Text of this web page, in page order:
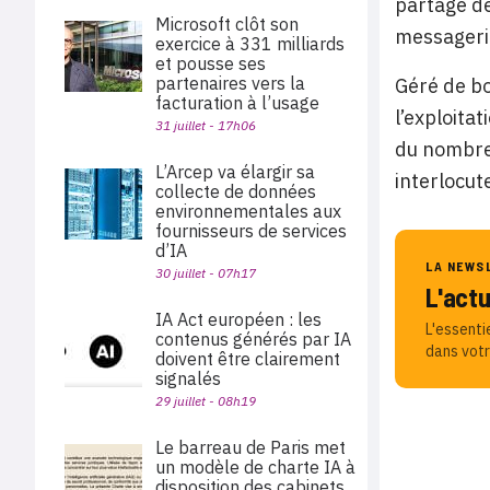
Géré de
du
LA
dans
Microsoft clôt son
exercice à 331 milliards
et pousse ses
partenaires vers la
facturation à l’usage
31 juillet - 17h06
L’Arcep va élargir sa
collecte de données
environnementales aux
fournisseurs de services
d’IA
30 juillet - 07h17
IA Act européen : les
contenus générés par IA
doivent être clairement
signalés
29 juillet - 08h19
Le barreau de Paris met
un modèle de charte IA à